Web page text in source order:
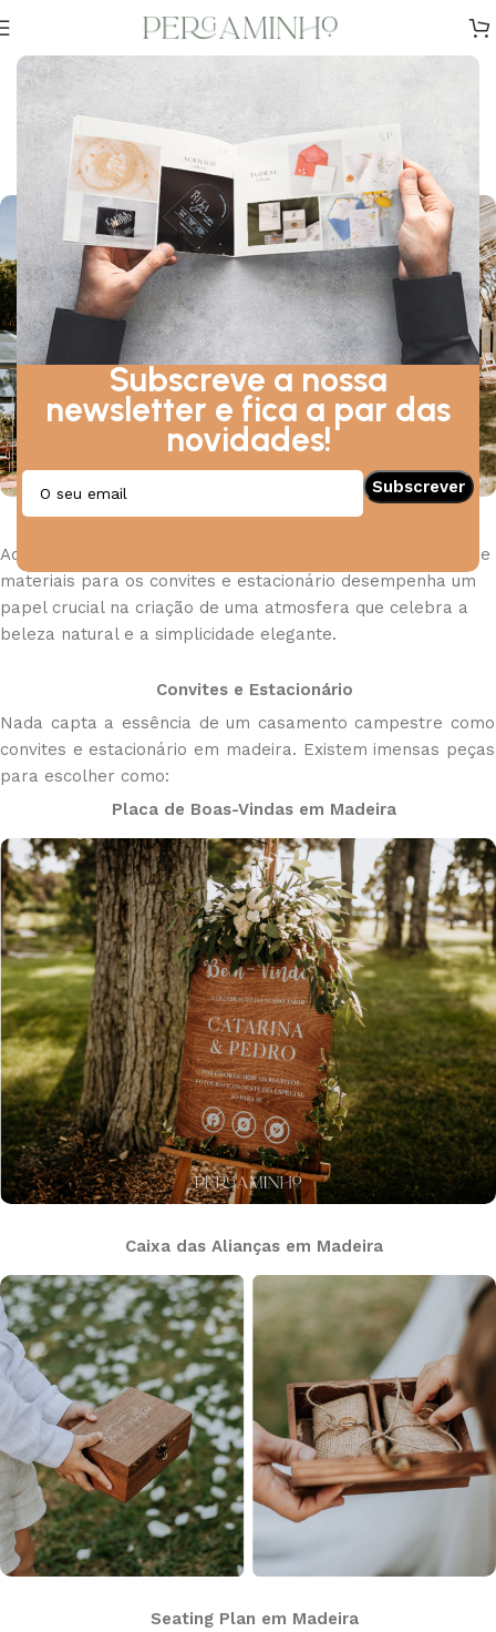
Subscreve a nossa
newsletter e fica a par das
novidades!
DICAS
Casamento Campestre: perfeito
para os amantes do rústico
Sobre Maio 7, 2024
Ao planear um casamento campestre, a seleção cuidada de
materiais para os convites e estacionário desempenha um
papel crucial na criação de uma atmosfera que celebra a
beleza natural e a simplicidade elegante.
Convites e Estacionário
Nada capta a essência de um casamento campestre como
convites e estacionário em madeira. Existem imensas peças
para escolher como:
Placa de Boas-Vindas em Madeira
Caixa das Alianças em Madeira
Seating Plan em Madeira